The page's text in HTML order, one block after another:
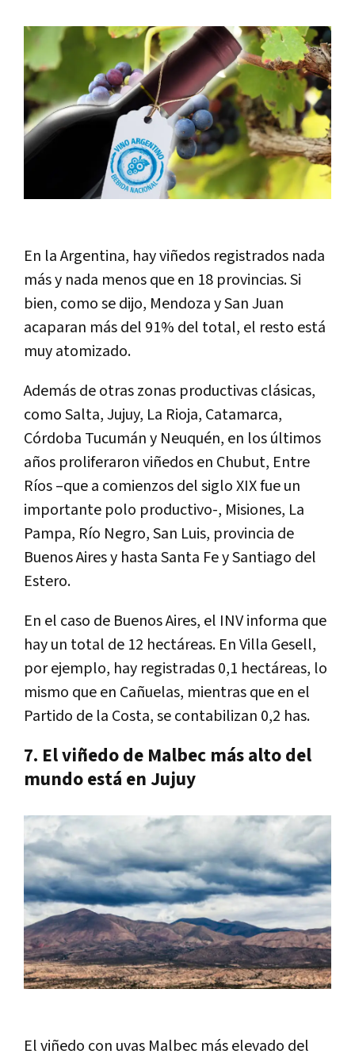
En la Argentina, hay viñedos registrados nada
más y nada menos que en 18 provincias. Si
bien, como se dijo, Mendoza y San Juan
acaparan más del 91% del total, el resto está
muy atomizado.
Además de otras zonas productivas clásicas,
como Salta, Jujuy, La Rioja, Catamarca,
Córdoba Tucumán y Neuquén, en los últimos
años proliferaron viñedos en Chubut, Entre
Ríos –que a comienzos del siglo XIX fue un
importante polo productivo-, Misiones, La
Pampa, Río Negro, San Luis, provincia de
Buenos Aires y hasta Santa Fe y Santiago del
Estero.
En el caso de Buenos Aires, el INV informa que
hay un total de 12 hectáreas. En Villa Gesell,
por ejemplo, hay registradas 0,1 hectáreas, lo
mismo que en Cañuelas, mientras que en el
Partido de la Costa, se contabilizan 0,2 has.
7. El viñedo de Malbec más alto del
mundo está en Jujuy
El viñedo con uvas Malbec más elevado del